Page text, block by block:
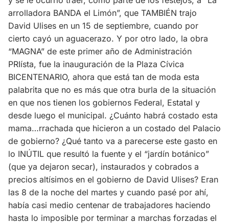
arrolladora BANDA el Limón”, que TAMBIÉN trajo
David Ulises en un 15 de septiembre, cuando por
cierto cayó un aguacerazo. Y por otro lado, la obra
“MAGNA” de este primer año de Administración
PRIísta, fue la inauguración de la Plaza Cívica
BICENTENARIO, ahora que está tan de moda esta
palabrita que no es más que otra burla de la situación
en que nos tienen los gobiernos Federal, Estatal y
desde luego el municipal. ¿Cuánto habrá costado esta
mama…rrachada que hicieron a un costado del Palacio
de gobierno? ¿Qué tanto va a parecerse este gasto en
lo INÚTIL que resultó la fuente y el “jardín botánico”
(que ya dejaron secar), instaurados y cobrados a
precios altísimos en el gobierno de David Ulises? Eran
las 8 de la noche del martes y cuando pasé por ahí,
había casi medio centenar de trabajadores haciendo
hasta lo imposible por terminar a marchas forzadas el